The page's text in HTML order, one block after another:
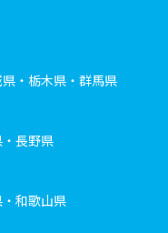
・栃木県・群馬県
長野県
和歌山県